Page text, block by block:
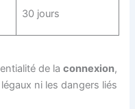
30 jours
de laconnexion,
ni les dangers liés